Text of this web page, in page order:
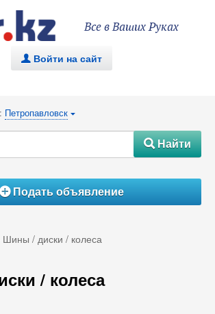
Все в Ваших Руках
. Войти на сайт
Петропавловск {
#Найти
ÁПодать объявление
/ диски / колеса
/ колеса